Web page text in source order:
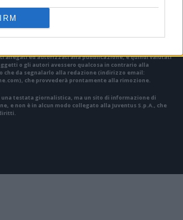
allegati ed autorizzati alla pubblicazione, e quindi valutati
o gli autori avessero qualcosa in contrario alla
che da segnalarlo alla redazione (indirizzo email:
), che provvederà prontamente alla rimozione.
una testata giornalistica, ma un sito di informazione di
e non è in alcun modo collegato alla Juventus S.p.A., che